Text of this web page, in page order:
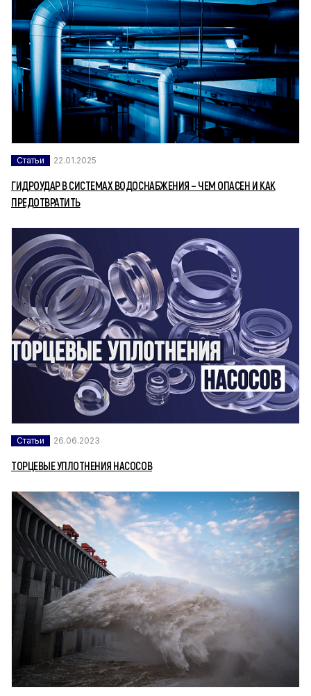
Статьи 22.01.2025
ГИДРОУДАР В СИСТЕМАХ ВОДОСНАБЖЕНИЯ – ЧЕМ ОПАСЕН И КАК
ПРЕДОТВРАТИТЬ
Статьи 26.06.2023
ТОРЦЕВЫЕ УПЛОТНЕНИЯ НАСОСОВ